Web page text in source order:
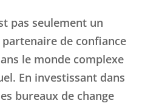
pas seulement un
partenaire de confiance
le monde complexe
En investissant dans
bureaux de change